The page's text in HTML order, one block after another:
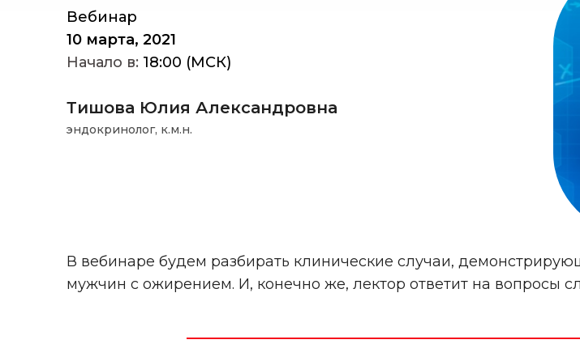
Вебинар
10 марта, 2021
Начало в: 18:00 (МСК)
Тишова Юлия Александровна
эндокринолог, к.м.н.
В вебинаре будем разбирать клинические случаи,
мужчин с ожирением. И, конечно же, лектор ответит на вопросы